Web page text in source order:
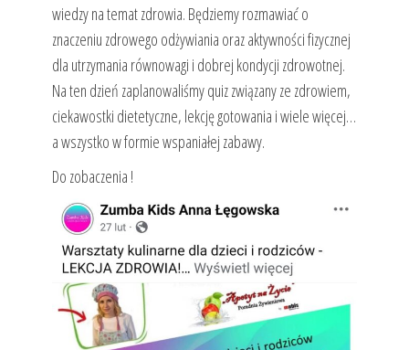
wiedzy na temat zdrowia. Będziemy rozmawiać o
znaczeniu zdrowego odżywiania oraz aktywności fizycznej
dla utrzymania równowagi i dobrej kondycji zdrowotnej.
Na ten dzień zaplanowaliśmy quiz związany ze zdrowiem,
ciekawostki dietetyczne, lekcję gotowania i wiele więcej…
a wszystko w formie wspaniałej zabawy.
Do zobaczenia !